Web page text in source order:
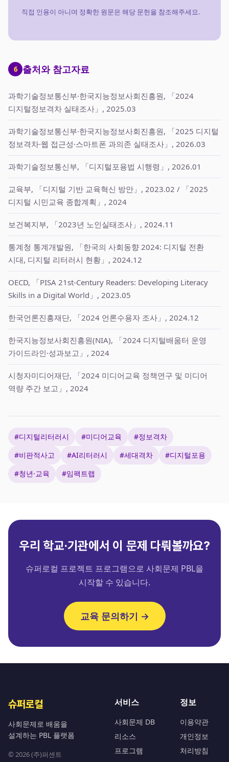
직접 인용이 아니며 정확한 원문은 해당 문헌을 참조해주세요.
6 출처와 참고자료
과학기술정보통신부·한국지능정보사회진흥원, 「2024
디지털정보격차 실태조사」, 2025.03
과학기술정보통신부·한국지능정보사회진흥원, 「2025 디지털
정보격차·웹 접근성·스마트폰 과의존 실태조사」, 2026.03
과학기술정보통신부, 「디지털포용법 시행령」, 2026.01
교육부, 「디지털 기반 교육혁신 방안」, 2023.02 / 「2025
디지털 시민교육 종합계획」, 2024
보건복지부, 「2023년 노인실태조사」, 2024.11
통계청 통계개발원, 「한국의 사회동향 2024: 디지털 전환
시대, 디지털 리터러시 현황」, 2024.12
OECD, 「PISA 21st-Century Readers: Developing Literacy
Skills in a Digital World」, 2023.05
한국언론진흥재단, 「2024 언론수용자 조사」, 2024.12
한국지능정보사회진흥원(NIA), 「2024 디지털배움터 운영
가이드라인·성과보고」, 2024
시청자미디어재단, 「2024 미디어교육 정책연구 및 미디어
역량 주간 보고」, 2024
#디지털리터러시 #미디어교육
#정보격차
#비판적사고
#AI리터러시 #세대격차
#디지털포용
#청년·교육
#임팩트랩
우리 학교·기관에서 이 문제 다뤄볼까요?
슈퍼로컬 프로젝트 프로그램으로 사회문제 PBL을
시작할 수 있습니다.
교육 문의하기 →
슈퍼로컬
사회문제로 배움을
설계하는 PBL 플랫폼
© 2026 (주)퍼센트
서비스
사회문제 DB
리소스
프로그램
정보
이용약관
개인정보
처리방침